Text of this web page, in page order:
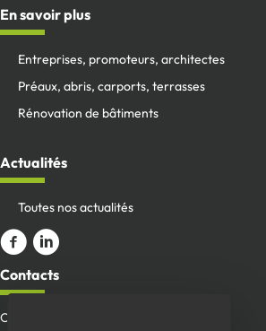
En savoir plus
Entreprises, promoteurs, architectes
Préaux, abris, carports, terrasses
Rénovation de bâtiments
Actualités
Toutes nos actualités
Aller sur la page Facebook
ALler sur le compte Linkedin
Contacts
Onillon SAS